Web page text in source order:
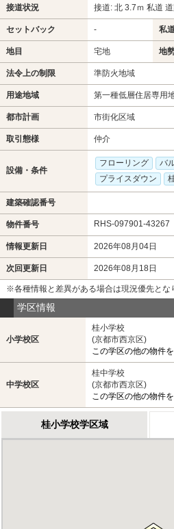
接道状況 接道: 北 3.7ｍ 私道
セットバック - 私
地目 宅地 地
法令上の制限 準防火地域
用途地域 第一種低層住居専用
都市計画 市街化区域
取引態様 仲介
設備・条件
フローリング バ
プライスダウン
建築確認番号
物件番号 RHS-097901-43267
情報更新日 2026年08月04日
次回更新日 2026年08月18日
※各種情報と差異がある場合は現況優先とな
学区情報
小学校区
桂小学校
(京都市西京区)
この学区の他の物件
中学校区
桂中学校
(京都市西京区)
この学区の他の物件
桂小学校学区域